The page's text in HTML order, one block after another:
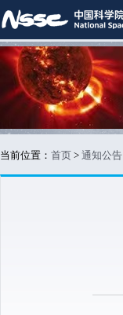
当前位置： 首页 > 通知公告